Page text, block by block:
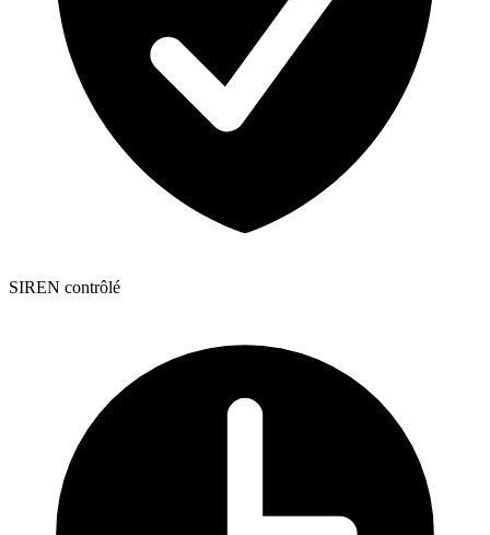
SIREN contrôlé